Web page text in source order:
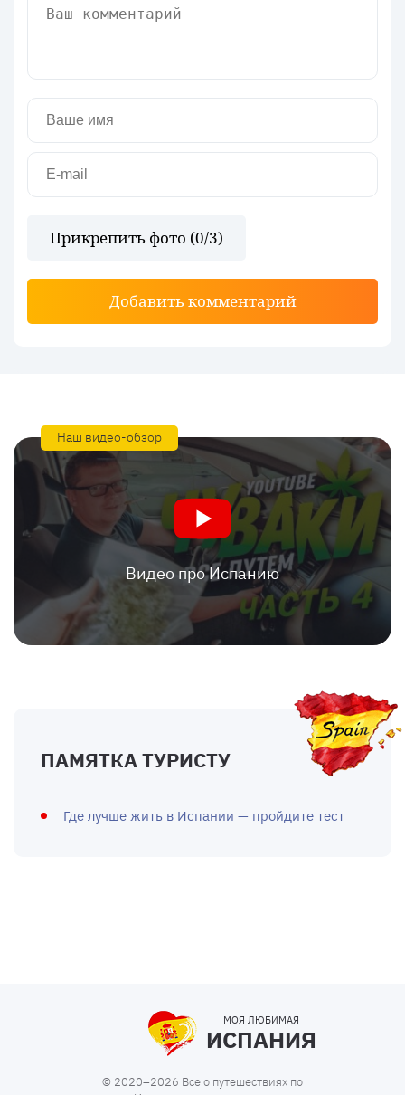
Прикрепить фото (0/3)
Добавить комментарий
Наш видео-обзор
Видео про Испанию
ПАМЯТКА ТУРИСТУ
Где лучше жить в Испании — пройдите тест
МОЯ ЛЮБИМАЯ
ИСПАНИЯ
© 2020–2026 Все о путешествиях по